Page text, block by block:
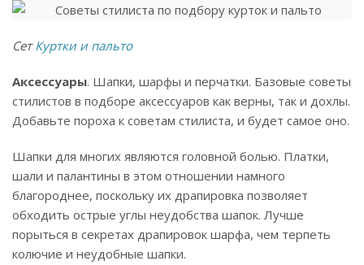
СетКуртки и пальто
Аксессуары. Шапки, шарфы и перчатки. Базовые советы
стилистов в подборе аксессуаров как верны, так и дохлы.
Добавьте пороха к советам стилиста, и будет самое оно.
Шапки для многих являются головной болью. Платки,
шали и палантины в этом отношении намного
благороднее, поскольку их драпировка позволяет
обходить острые углы неудобства шапок. Лучше
порыться в секретах драпировок шарфа, чем терпеть
колючие и неудобные шапки.